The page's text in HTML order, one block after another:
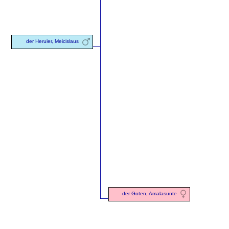
der Heruler, Meicislaus
der Goten, Amalasunte